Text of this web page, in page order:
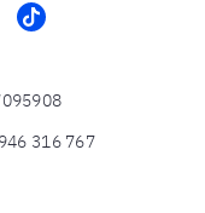
tiktok
946 316 767